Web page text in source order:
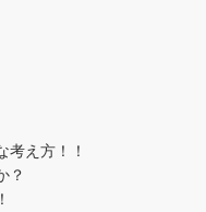
考え方！！
？